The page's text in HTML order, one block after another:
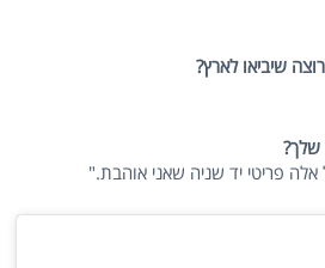
שיביאו לארץ?
שלך?
אלה פריטי יד שניה שאני אוהבת."